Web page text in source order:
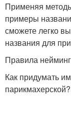
Применяя
примеры
сможете легко
названия для
Правила
Как придумать
парикмахерской?